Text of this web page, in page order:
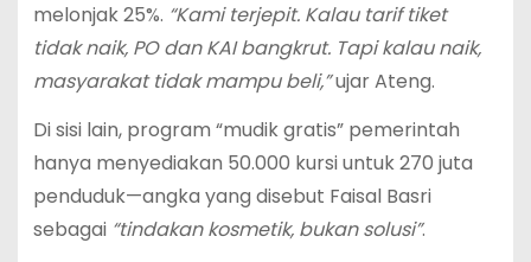
melonjak 25%. “Kami terjepit. Kalau tarif tiket
tidak naik, PO dan KAI bangkrut. Tapi kalau naik,
masyarakat tidak mampu beli,”ujar Ateng.
Di sisi lain, program “mudik gratis” pemerintah
hanya menyediakan 50.000 kursi untuk 270 juta
penduduk—angka yang disebut Faisal Basri
sebagai “tindakan kosmetik, bukan solusi”.